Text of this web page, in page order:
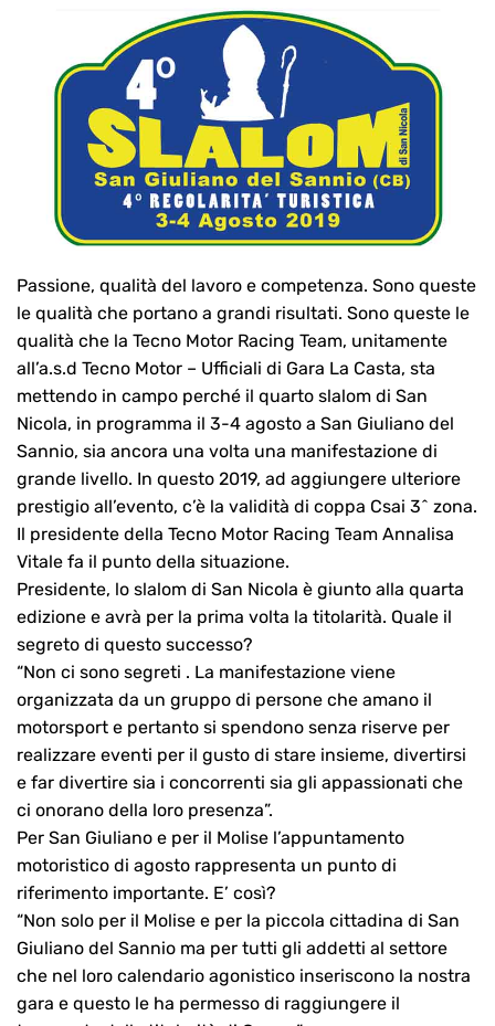
Passione, qualità del lavoro e competenza. Sono queste
le qualità che portano a grandi risultati. Sono queste le
qualità che la Tecno Motor Racing Team, unitamente
all’a.s.d Tecno Motor – Ufficiali di Gara La Casta, sta
mettendo in campo perché il quarto slalom di San
Nicola, in programma il 3-4 agosto a San Giuliano del
Sannio, sia ancora una volta una manifestazione di
grande livello. In questo 2019, ad aggiungere ulteriore
prestigio all’evento, c’è la validità di coppa Csai 3^ zona.
Il presidente della Tecno Motor Racing Team Annalisa
Vitale fa il punto della situazione.
Presidente, lo slalom di San Nicola è giunto alla quarta
edizione e avrà per la prima volta la titolarità. Quale il
segreto di questo successo?
“Non ci sono segreti . La manifestazione viene
organizzata da un gruppo di persone che amano il
motorsport e pertanto si spendono senza riserve per
realizzare eventi per il gusto di stare insieme, divertirsi
e far divertire sia i concorrenti sia gli appassionati che
ci onorano della loro presenza”.
Per San Giuliano e per il Molise l’appuntamento
motoristico di agosto rappresenta un punto di
riferimento importante. E’ così?
“Non solo per il Molise e per la piccola cittadina di San
Giuliano del Sannio ma per tutti gli addetti al settore
che nel loro calendario agonistico inseriscono la nostra
gara e questo le ha permesso di raggiungere il